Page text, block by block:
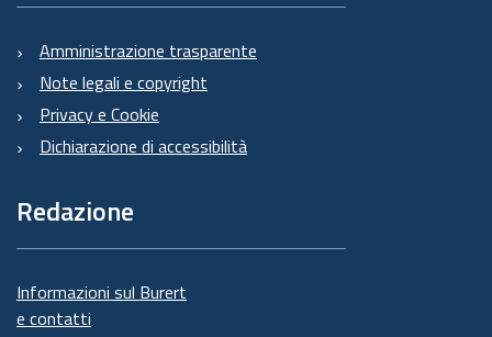
Amministrazione trasparente
Note legali e copyright
Privacy e Cookie
Dichiarazione di accessibilità
Redazione
Informazioni sul Burert
e contatti